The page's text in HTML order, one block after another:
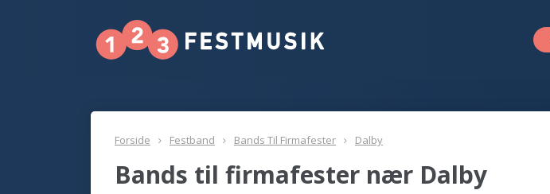
Forside Festband Bands Til Firmafester Dalby
Bands til firmafester nær Dalby